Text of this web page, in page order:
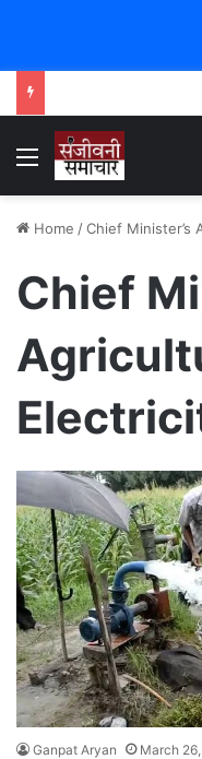
Menu
Home /Chief Minister’s
Chief
Ganpat Aryan March